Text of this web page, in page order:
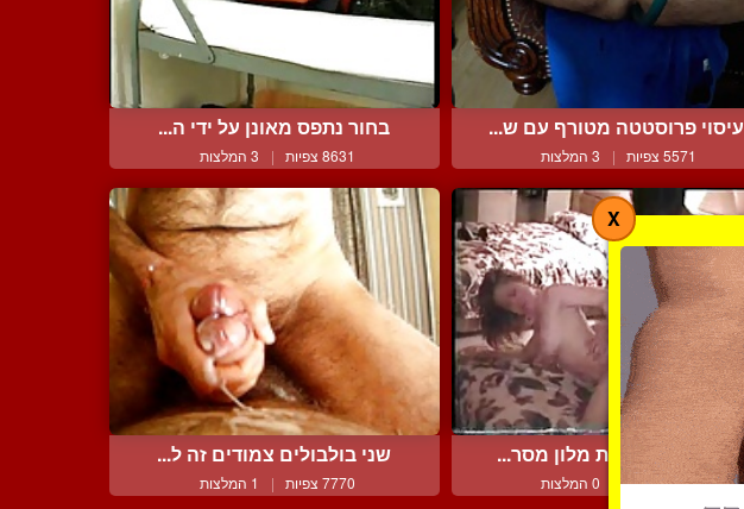
עיסוי פרוסטטה מטורף עם ש...
5571 צפיות | 3 המלצות
בחור נתפס מאונן על ידי ה...
8631 צפיות | 3 המלצות
זוג אוהבים בבית מלון מסר...
6812 צפיות | 0 המלצות
שני בולבולים צמודים זה ל...
7770 צפיות | 1 המלצות
X